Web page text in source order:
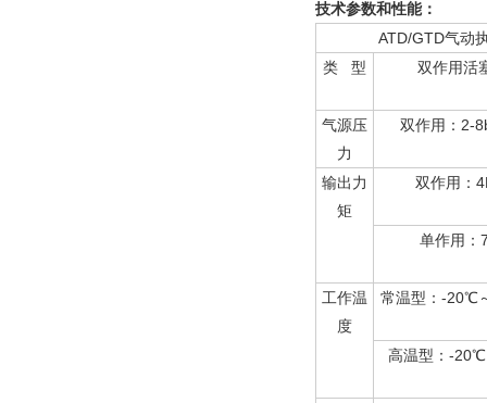
技术参数和性能：
ATD/GTD气动
类 型
双作用活
气源压
力
双作用：2-
输出力
矩
双作用：
单作用：
工作温
度
常温型：-20℃
高温型：-